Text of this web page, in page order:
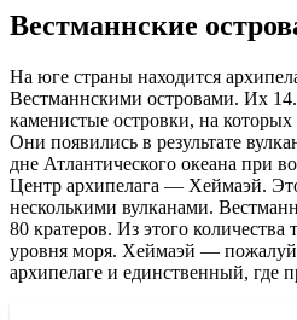
Вестманнские
На юге страны находится
Вестманнскими островами. Их
каменистые островки, на которых
Они появились в результате
дне Атлантического океана при
Центр архипелага — Хеймаэй.
несколькими вулканами.
80 кратеров. Из этого количества
уровня моря. Хеймаэй —
архипелаге и единственный, где